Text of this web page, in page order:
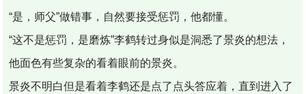
“是，师父”做错事，自然要接受惩罚，他都懂。
“这不是惩罚，是磨炼”李鹤转过身似是洞悉了景炎的想法，
他面色有些复杂的看着眼前的景炎。
景炎不明白但是看着李鹤还是点了点头答应着，直到进入了